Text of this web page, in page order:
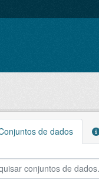
de dados